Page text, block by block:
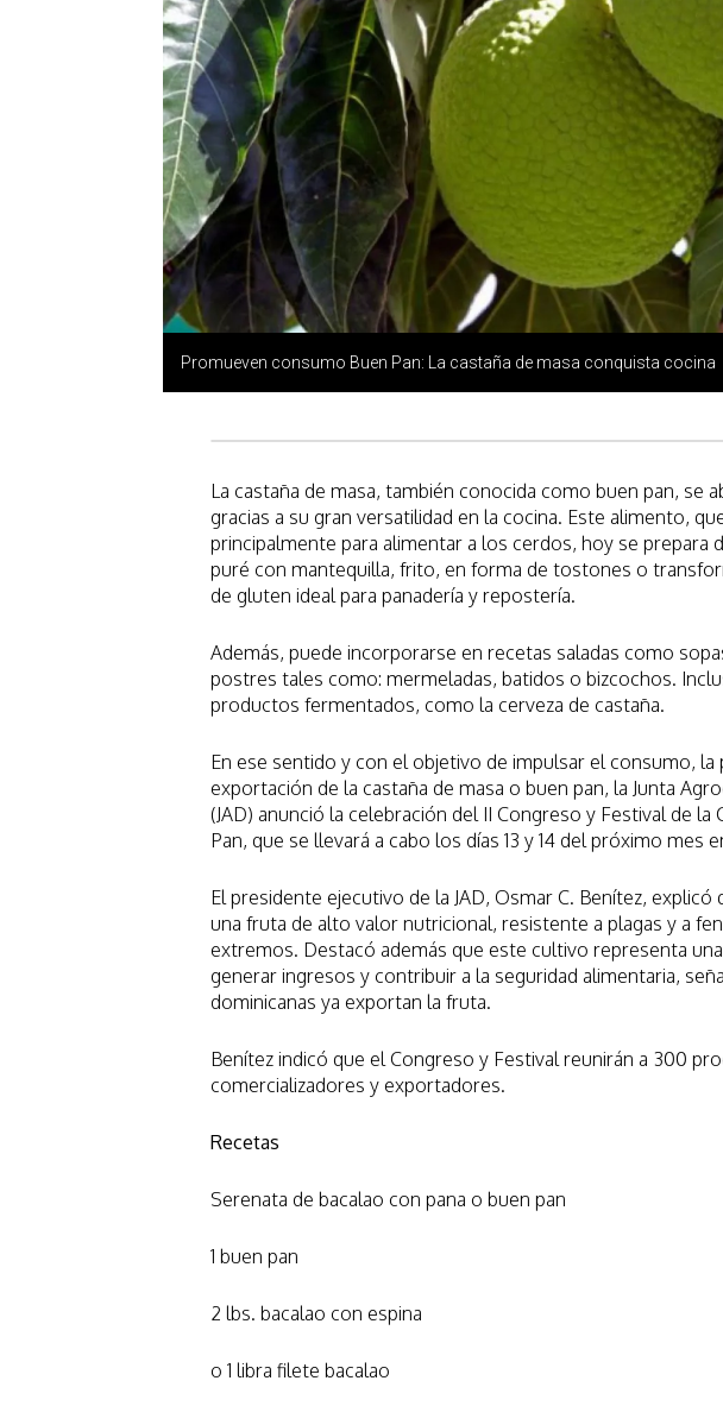
Promueven consumo Buen Pan: La castaña de masa conquista cocina
La castaña de masa, también conocida como buen pan, se
gracias a su gran versatilidad en la cocina. Este alimento,
principalmente para alimentar a los cerdos, hoy se prepara
puré con mantequilla, frito, en forma de tostones o
de gluten ideal para panadería y repostería.
Además, puede incorporarse en recetas saladas como
postres tales como: mermeladas, batidos o bizcochos.
productos fermentados, como la cerveza de castaña.
En ese sentido y con el objetivo de impulsar el consumo, la
exportación de la castaña de masa o buen pan, la Junta
(JAD) anunció la celebración del II Congreso y Festival de la
Pan, que se llevará a cabo los días 13 y 14 del próximo mes
El presidente ejecutivo de la JAD, Osmar C. Benítez, explicó
una fruta de alto valor nutricional, resistente a plagas y a
extremos. Destacó además que este cultivo representa
generar ingresos y contribuir a la seguridad alimentaria,
dominicanas ya exportan la fruta.
Benítez indicó que el Congreso y Festival reunirán a 300
comercializadores y exportadores.
Recetas
Serenata de bacalao con pana o buen pan
1 buen pan
2 lbs. bacalao con espina
o 1 libra filete bacalao